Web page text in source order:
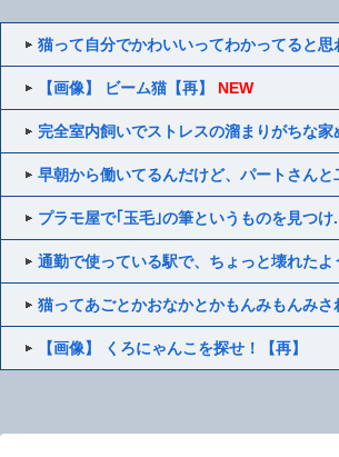
猫って自分でかわいいってわかってると思
【画像】 ビーム猫【再】 NEW
完全室内飼いでストレスの溜まりがちな家
早朝から働いてるんだけど、パートさんと
プラモ屋で｢玉毛｣の筆というものを見つけ
通勤で使っている駅で、ちょっと壊れたよ
猫ってあごとかおなかとかもんみもんみさ
【画像】 くろにゃんこを探せ！【再】